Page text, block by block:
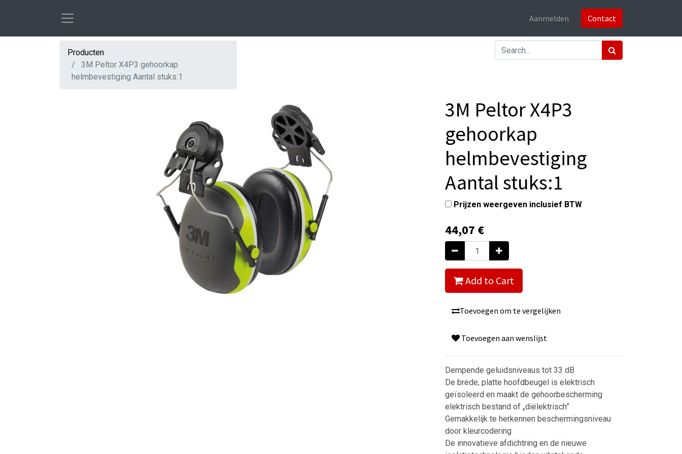
Aanmelden Contact
Producten
3M Peltor X4P3 gehoorkap
helmbevestiging Aantal stuks:1
3M Peltor X4P3
gehoorkap
helmbevestiging
Aantal stuks:1
Prijzen weergeven inclusief BTW
44,07 €
Add to Cart
Toevoegen om te vergelijken
Toevoegen aan wenslijst
Dempende geluidsniveaus tot 33 dB
De brede, platte hoofdbeugel is elektrisch
geïsoleerd en maakt de gehoorbescherming
elektrisch bestand of „diëlektrisch”
Gemakkelijk te herkennen beschermingsniveau
door kleurcodering
De innovatieve afdichtring en de nieuwe